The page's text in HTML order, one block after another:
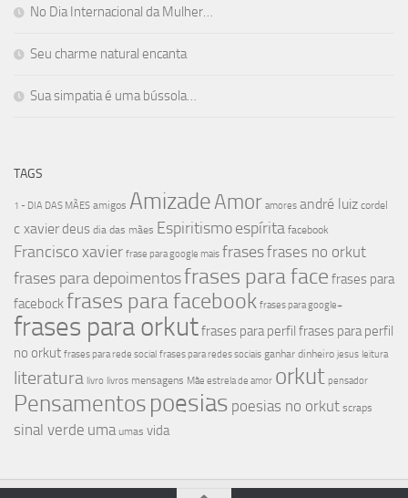
No Dia Internacional da Mulher…
Seu charme natural encanta
Sua simpatia é uma bússola…
TAGS
1 - DIA DAS MÃES amigos AmizadeAmor amores andré luiz cordel
c xavier deus dia das mães Espiritismoespírita facebook
Francisco xavier frase para google mais frasesfrases no orkut
frases para depoimentosfrases para face frases para
facebockfrases para facebook frases para google+
frases para orkutfrases para perfil frases para perfil
no orkut frases para rede social frases para redes sociais ganhar dinheiro jesus leitura
literatura livro livros mensagens Mãe estrela de amor orkut pensador
Pensamentospoesias poesias no orkut scraps
sinal verde uma umas vida